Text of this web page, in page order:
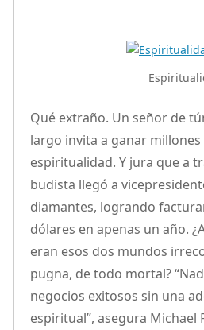
Qué extraño. Un señor de
largo invita a ganar millones
espiritualidad. Y jura que a
budista llegó a
diamantes, logrando
dólares en apenas un año.
eran esos dos mundos
pugna, de todo mortal?
negocios exitosos sin una
espiritual”, asegura Michael